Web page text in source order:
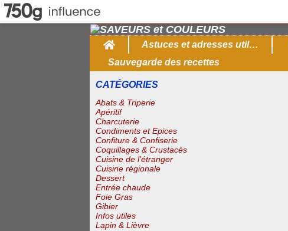
Home Astuces et adresses utiles
Sauvegarde des recettes
CATÉGORIES
Abats & Triperie
Apéritif
Charcuterie
Condiments et Epices
Confiture & Confiserie
Coquillages & Crustacés
Cuisine de l'étranger
Cuisine régionale
Dessert
Entrée chaude
Foie Gras
Gibier
Infos utiles
Lapin & Lièvre